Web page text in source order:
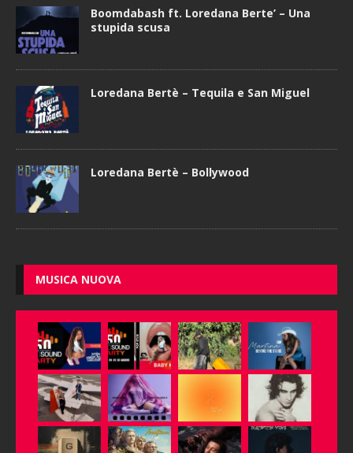
Boomdabash ft. Loredana Berte’ – Una
stupida scusa
Loredana Bertè – Tequila e San Miguel
Loredana Bertè – Bollywood
MUSICA NUOVA